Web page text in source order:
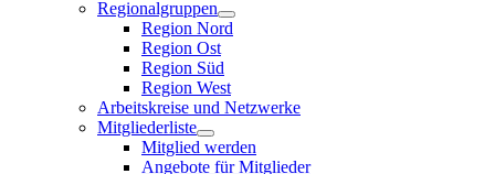
Regionalgruppen
Region Nord
Region Ost
Region Süd
Region West
Arbeitskreise und Netzwerke
Mitgliederliste
Mitglied werden
Angebote für Mitglieder